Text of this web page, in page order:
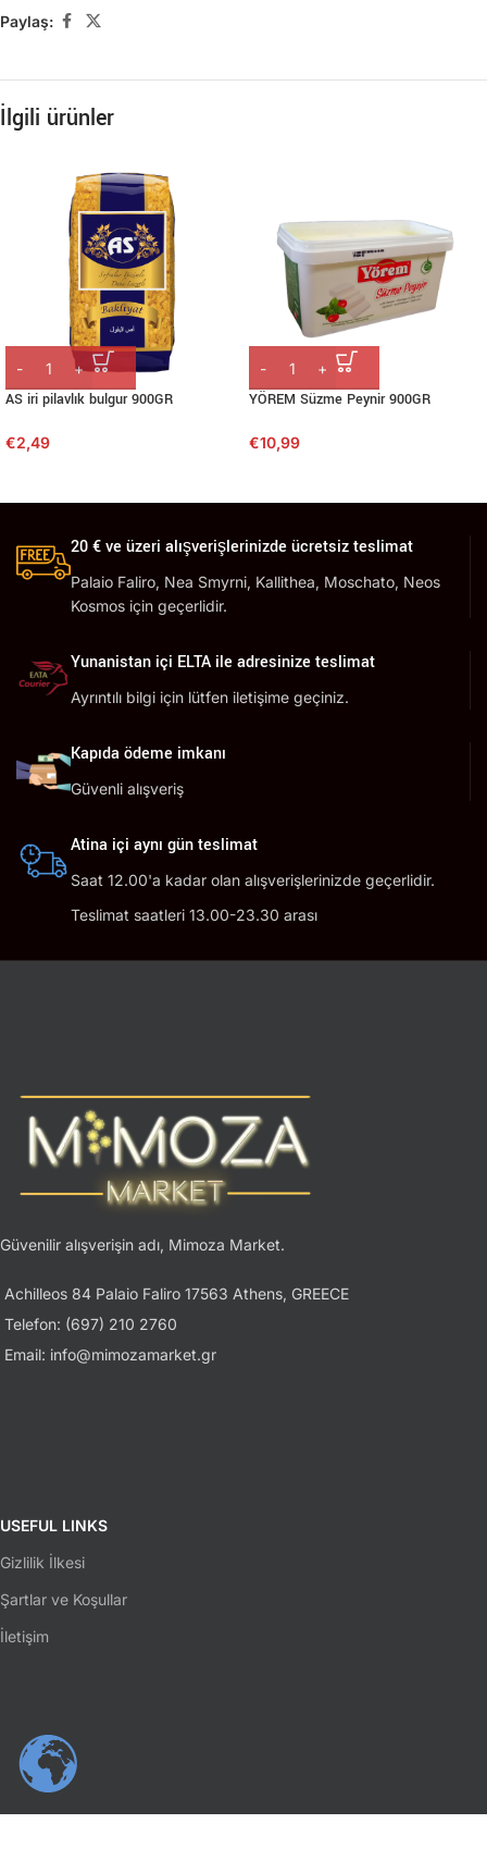
Paylaş:
İlgili ürünler
AS iri pilavlık bulgur 900GR
€2,49
YÖREM Süzme Peynir 900GR
€10,99
20 € ve üzeri alışverişlerinizde ücretsiz teslimat
Palaio Faliro, Nea Smyrni, Kallithea, Moschato, Neos
Kosmos için geçerlidir.
Yunanistan içi ELTA ile adresinize teslimat
Ayrıntılı bilgi için lütfen iletişime geçiniz.
Kapıda ödeme imkanı
Güvenli alışveriş
Atina içi aynı gün teslimat
Saat 12.00'a kadar olan alışverişlerinizde geçerlidir.
Teslimat saatleri 13.00-23.30 arası
Güvenilir alışverişin adı, Mimoza Market.
Achilleos 84 Palaio Faliro 17563 Athens, GREECE
Telefon: (697) 210 2760
Email: info@mimozamarket.gr
USEFUL LINKS
Gizlilik İlkesi
Şartlar ve Koşullar
İletişim
SOSYAL MEDYA